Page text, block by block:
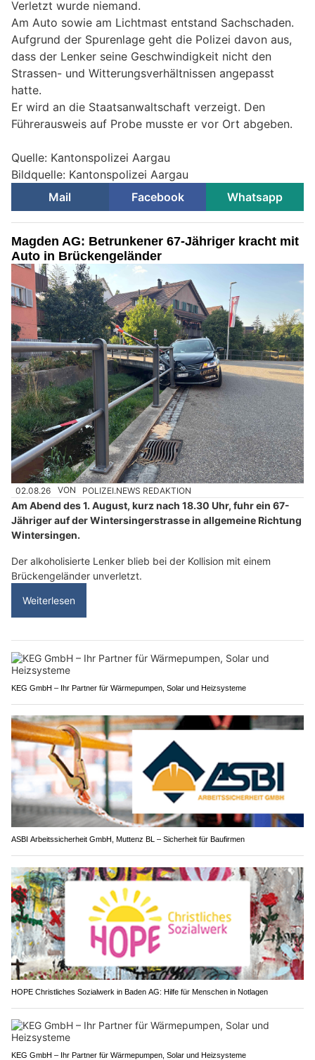
Verletzt wurde niemand.
Am Auto sowie am Lichtmast entstand Sachschaden.
Aufgrund der Spurenlage geht die Polizei davon aus,
dass der Lenker seine Geschwindigkeit nicht den
Strassen- und Witterungsverhältnissen angepasst
hatte.
Er wird an die Staatsanwaltschaft verzeigt. Den
Führerausweis auf Probe musste er vor Ort abgeben.
Quelle: Kantonspolizei Aargau
Bildquelle: Kantonspolizei Aargau
Mail
Facebook Whatsapp
Magden AG: Betrunkener 67-Jähriger kracht mit
Auto in Brückengeländer
02.08.26 VON POLIZEI.NEWS REDAKTION
Am Abend des 1. August, kurz nach 18.30 Uhr, fuhr ein 67-
Jähriger auf der Wintersingerstrasse in allgemeine Richtung
Wintersingen.
Der alkoholisierte Lenker blieb bei der Kollision mit einem
Brückengeländer unverletzt.
Weiterlesen
KEG GmbH – Ihr Partner für Wärmepumpen, Solar und Heizsysteme
ASBI Arbeitssicherheit GmbH, Muttenz BL – Sicherheit für Baufirmen
HOPE Christliches Sozialwerk in Baden AG: Hilfe für Menschen in Notlagen
KEG GmbH – Ihr Partner für Wärmepumpen, Solar und Heizsysteme